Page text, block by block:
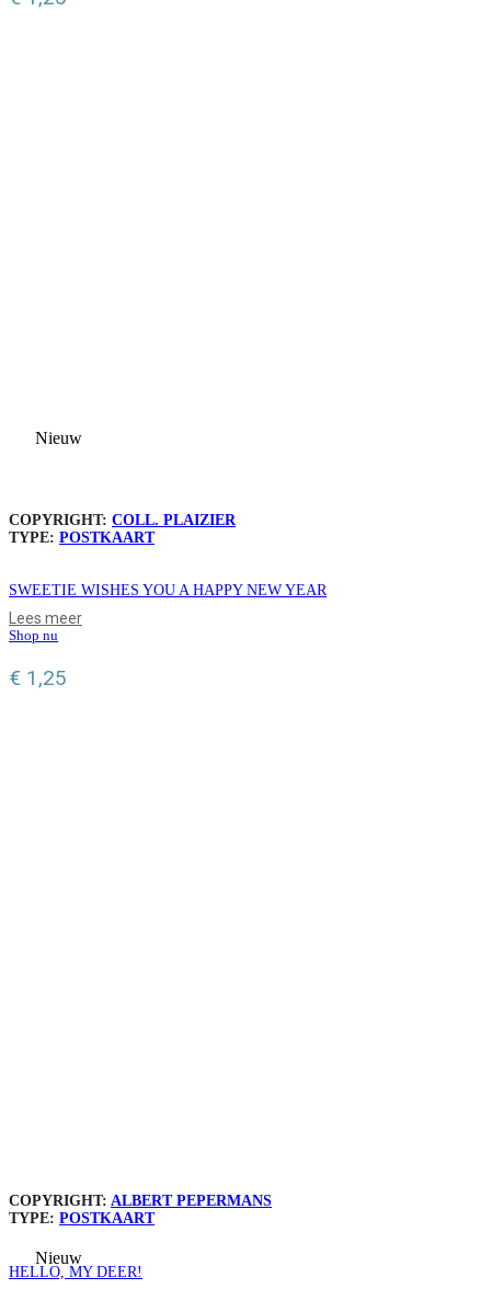
Nieuw
COPYRIGHT: COLL. PLAIZIER
TYPE: POSTKAART
SWEETIE WISHES YOU A HAPPY NEW YEAR
Lees meer
Shop nu
€ 1,25
Nieuw
COPYRIGHT: ALBERT PEPERMANS
TYPE: POSTKAART
HELLO, MY DEER!